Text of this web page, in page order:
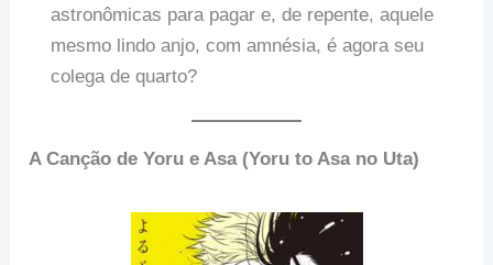
astronômicas para pagar e, de repente, aquele
mesmo lindo anjo, com amnésia, é agora seu
colega de quarto?
A Canção de Yoru e Asa (Yoru to Asa no Uta)